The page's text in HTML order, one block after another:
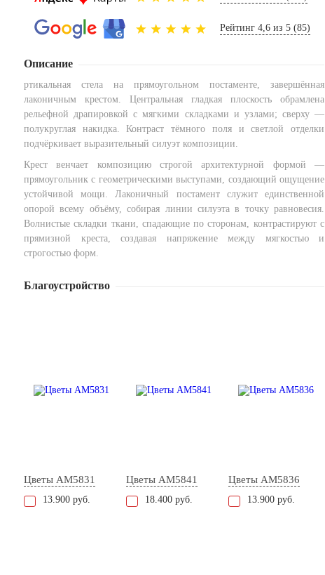
Рейтинг 4,6 из 5 (85)
Описание
ртикальная стела на прямоугольном постаменте, завершённая
лаконичным крестом. Центральная гладкая плоскость обрамлена
рельефной драпировкой с мягкими складками и узлами; сверху —
полукруглая накидка. Контраст тёмного поля и светлой отделки
подчёркивает выразительный силуэт композиции.
Крест венчает композицию строгой архитектурной формой —
прямоугольник с геометрическими выступами, создающий ощущение
устойчивой мощи. Лаконичный постамент служит единственной
опорой всему объёму, собирая линии силуэта в точку равновесия.
Волнистые складки ткани, спадающие по сторонам, контрастируют с
прямизной креста, создавая напряжение между мягкостью и
строгостью форм.
Благоустройство
Цветы AM5831
13.900 руб.
Цветы AM5841
18.400 руб.
Цветы AM5836
13.900 руб.